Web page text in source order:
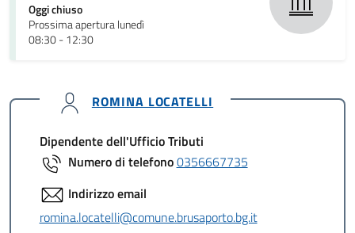
Oggi chiuso
Prossima apertura lunedì
08:30 - 12:30
ROMINA LOCATELLI
Dipendente dell'Ufficio Tributi
Numero di telefono0356667735
Indirizzo email
romina.locatelli@comune.brusaporto.bg.it